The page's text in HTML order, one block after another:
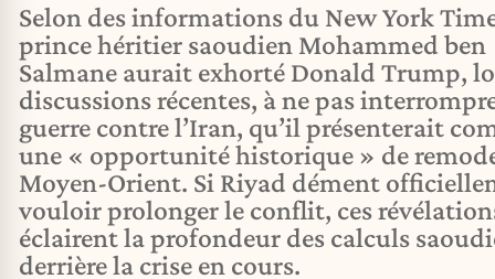
Selon des informations du New York
prince héritier saoudien Mohammed ben
Salmane aurait exhorté Donald Trump,
discussions récentes, à ne pas
guerre contre l’Iran, qu’il présenterait
une « opportunité historique » de
Moyen-Orient. Si Riyad dément
vouloir prolonger le conflit, ces
éclairent la profondeur des calculs
derrière la crise en cours.